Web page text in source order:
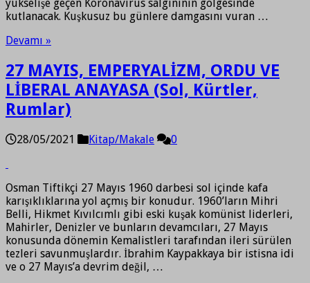
yükselişe geçen Koronavirüs salgınının gölgesinde
kutlanacak. Kuşkusuz bu günlere damgasını vuran …
Devamı »
27 MAYIS, EMPERYALİZM, ORDU VE
LİBERAL ANAYASA (Sol, Kürtler,
Rumlar)
28/05/2021 Kitap/Makale 0
Osman Tiftikçi 27 Mayıs 1960 darbesi sol içinde kafa
karışıklıklarına yol açmış bir konudur. 1960’ların Mihri
Belli, Hikmet Kıvılcımlı gibi eski kuşak komünist liderleri,
Mahirler, Denizler ve bunların devamcıları, 27 Mayıs
konusunda dönemin Kemalistleri tarafından ileri sürülen
tezleri savunmuşlardır. İbrahim Kaypakkaya bir istisna idi
ve o 27 Mayıs’a devrim değil, …